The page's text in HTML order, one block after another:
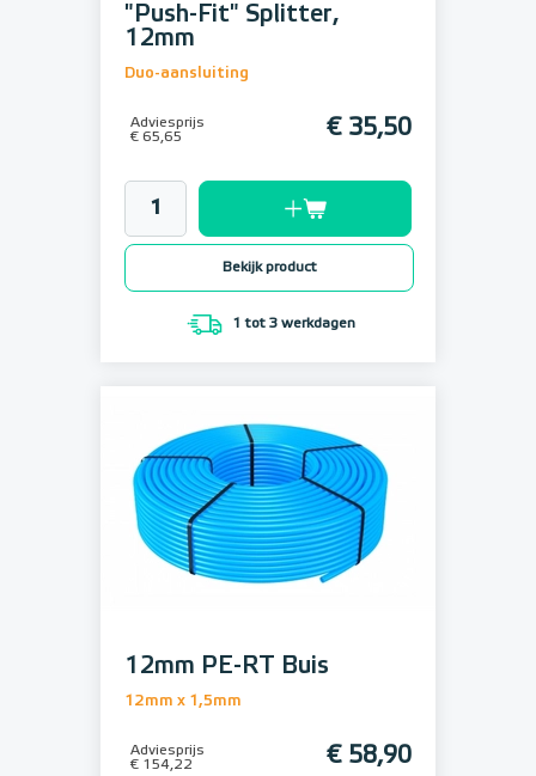
"Push-Fit" Splitter,
12mm
Duo-aansluiting
Adviesprijs
€ 65,65
€ 35,50
Bekijk product
1 tot 3 werkdagen
12mm PE-RT Buis
12mm x 1,5mm
Adviesprijs
€ 154,22
€ 58,90